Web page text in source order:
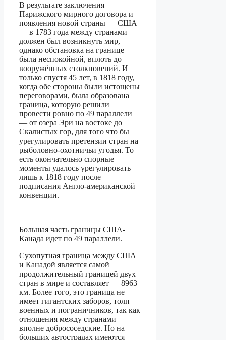
В результате заключения
Парижского мирного договора и
появления новой страны — США
— в 1783 года между странами
должен был возникнуть мир,
однако обстановка на границе
была неспокойной, вплоть до
вооружённых столкновений. И
только спустя 45 лет, в 1818 году,
когда обе стороны были истощены
переговорами, была образована
граница, которую решили
провести ровно по 49 параллели
— от озера Эри на востоке до
Скалистых гор, для того что бы
урегулировать претензии стран на
рыболовно-охотничьи угодья. То
есть окончательно спорные
моменты удалось урегулировать
лишь к 1818 году после
подписания Англо-американской
конвенции.
Большая часть границы США-
Канада идет по 49 параллели.
Сухопутная граница между США
и Канадой является самой
продолжительный границей двух
стран в мире и составляет — 8963
км. Более того, это граница не
имеет гигантских заборов, толп
военных и пограничников, так как
отношения между странами
вполне добрососедские. Но на
больших автострадах имеются